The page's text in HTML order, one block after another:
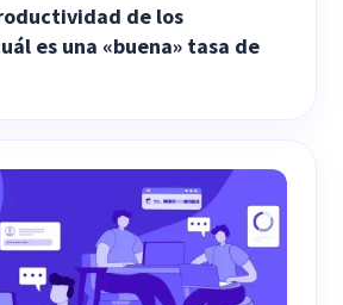
de los
es una «buena» tasa de